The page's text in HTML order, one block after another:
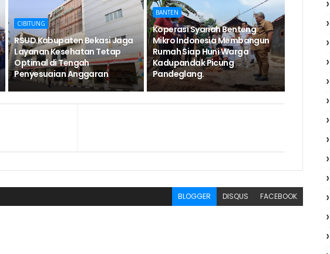
CIBITUNG
RSUD Kabupaten Bekasi Jaga
Layanan Kesehatan Tetap
Optimal di Tengah
Penyesuaian Anggaran
BANTEN
Koperasi Syariah Benteng
Mikro Indonesia Membangun
Rumah Siap Huni Warga
Kadupandak Picung
Pandeglang.
BLOGGER DISQUS FACEBOOK